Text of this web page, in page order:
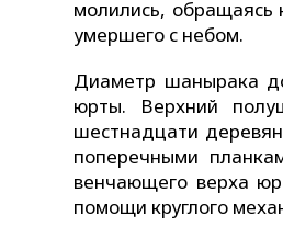
молились, обращаясь
умершего с небом.
Диаметр шанырака
юрты. Верхний
шестнадцати
поперечными
венчающего верха
помощи круглого